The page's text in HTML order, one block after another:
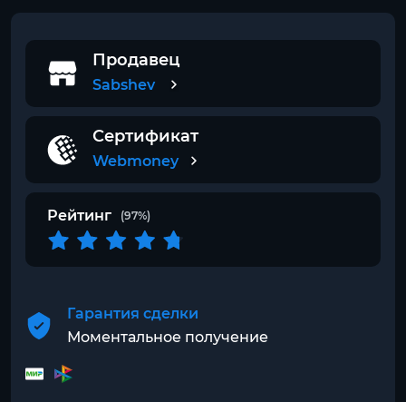
Продавец
Sabshev
Сертификат
Webmoney
Рейтинг (97%)
Гарантия сделки
Моментальное получение